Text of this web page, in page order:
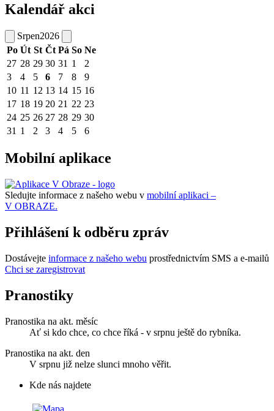
Kalendář akci
Srpen2026
Po Út St Čt Pá So Ne
27 28 29 30 31 1
2
3
4 5 6 7 8
9
10 11 12 13 14 15 16
17 18 19 20 21 22 23
24 25 26 27 28 29 30
31 1 2 3 4 5 6
Mobilní aplikace
Sledujte informace z našeho webu v mobilní aplikaci –
V OBRAZE.
Přihlášení k odběru zpráv
Dostávejte informace z našeho webu prostřednictvím SMS a e-mailů
Chci se zaregistrovat
Pranostiky
Pranostika na akt. měsíc
Ať si kdo chce, co chce říká - v srpnu ještě do rybníka.
Pranostika na akt. den
V srpnu již nelze slunci mnoho věřit.
Kde nás najdete